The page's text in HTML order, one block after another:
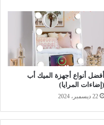
أفضل أنواع أجهزة الميك أب
(إضاءات المرايا)
22 ديسمبر، 2024